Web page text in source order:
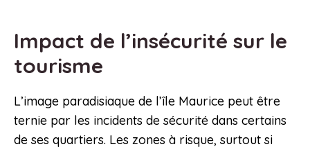
Impact de l’insécurité sur le
tourisme
L’image paradisiaque de l’île Maurice peut être
ternie par les incidents de sécurité dans certains
de ses quartiers. Les zones à risque, surtout si